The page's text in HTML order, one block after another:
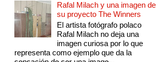
Rafal Milach y una imagen de
su proyecto The Winners
El artista fotógrafo polaco
Rafal Milach no deja una
imagen curiosa por lo que
representa como ejemplo que da la